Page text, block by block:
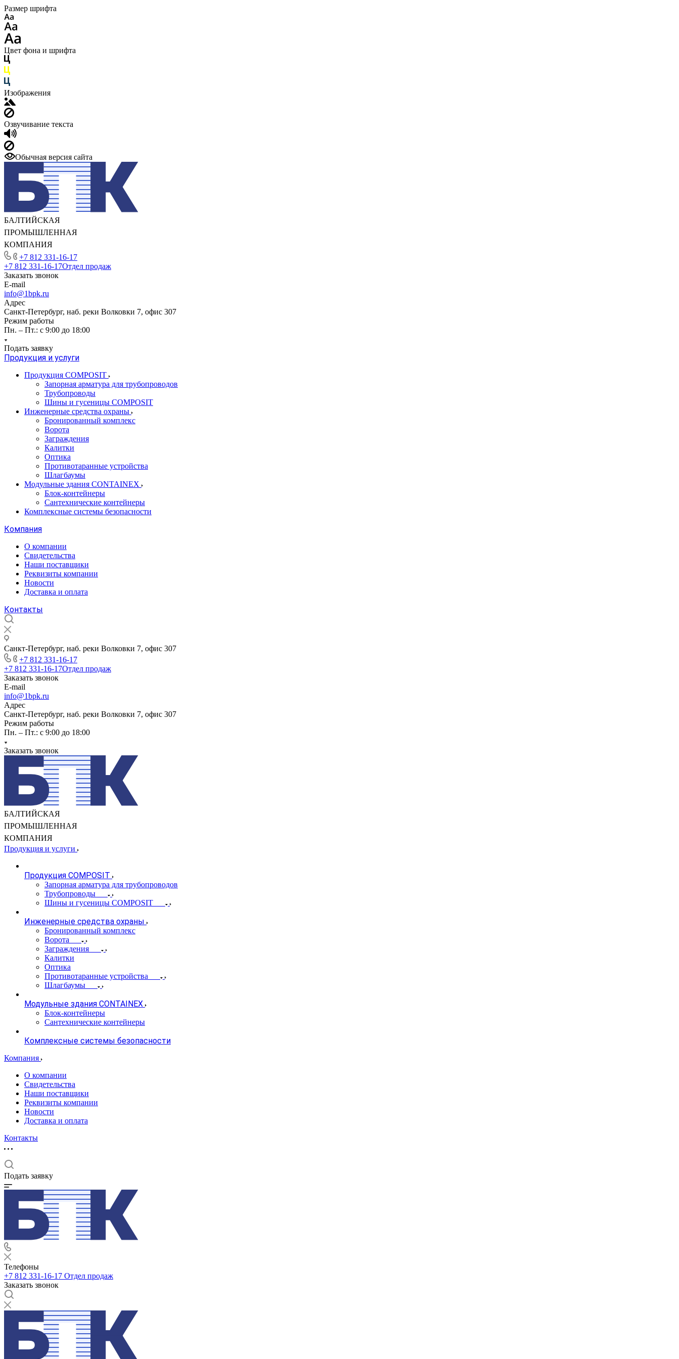
Размер шрифта
Цвет фона и шрифта
Изображения
Озвучивание текста
Обычная версия сайта
БАЛТИЙСКАЯ
ПРОМЫШЛЕННАЯ
КОМПАНИЯ
+7 812 331-16-17
+7 812 331-16-17Отдел продаж
Заказать звонок
E-mail
info@1bpk.ru
Адрес
Санкт-Петербург, наб. реки Волковки 7, офис 307
Режим работы
Пн. – Пт.: с 9:00 до 18:00
Подать заявку
Продукция и услуги
Продукция COMPOSIT
Запорная арматура для трубопроводов
Трубопроводы
Шины и гусеницы COMPOSIT
Инженерные средства охраны
Бронированный комплекс
Ворота
Заграждения
Калитки
Оптика
Противотаранные устройства
Шлагбаумы
Модульные здания CONTAINEX
Блок-контейнеры
Сантехнические контейнеры
Комплексные системы безопасности
Компания
О компании
Свидетельства
Наши поставщики
Реквизиты компании
Новости
Доставка и оплата
Контакты
Санкт-Петербург, наб. реки Волковки 7, офис 307
+7 812 331-16-17
+7 812 331-16-17Отдел продаж
Заказать звонок
E-mail
info@1bpk.ru
Адрес
Санкт-Петербург, наб. реки Волковки 7, офис 307
Режим работы
Пн. – Пт.: с 9:00 до 18:00
Заказать звонок
БАЛТИЙСКАЯ
ПРОМЫШЛЕННАЯ
КОМПАНИЯ
Продукция и услуги
Продукция COMPOSIT
Запорная арматура для трубопроводов
Трубопроводы
Шины и гусеницы COMPOSIT
Инженерные средства охраны
Бронированный комплекс
Ворота
Заграждения
Калитки
Оптика
Противотаранные устройства
Шлагбаумы
Модульные здания CONTAINEX
Блок-контейнеры
Сантехнические контейнеры
Комплексные системы безопасности
Компания
О компании
Свидетельства
Наши поставщики
Реквизиты компании
Новости
Доставка и оплата
Контакты
Подать заявку
Телефоны
+7 812 331-16-17 Отдел продаж
Заказать звонок